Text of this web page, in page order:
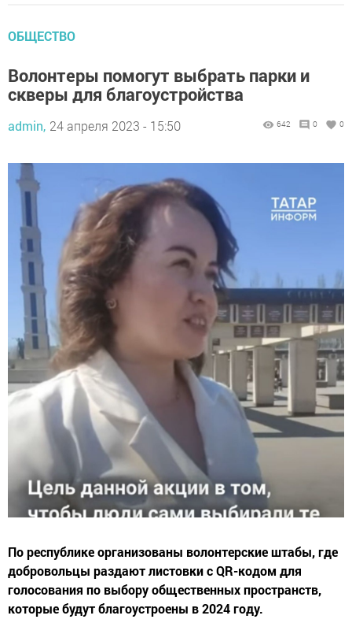
ОБЩЕСТВО
Волонтеры помогут выбрать парки и
скверы для благоустройства
admin, 24 апреля 2023 - 15:50 642 0 0
По республике организованы волонтерские штабы, где
добровольцы раздают листовки с QR-кодом для
голосования по выбору общественных пространств,
которые будут благоустроены в 2024 году.